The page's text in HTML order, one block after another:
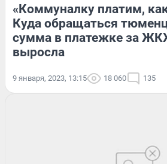
«Коммуналку платим,
Куда обращаться
сумма в платежке за
выросла
9 января, 2023, 13:15 18 060 135